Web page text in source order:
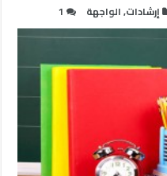
إرشادات,الواجهة 1